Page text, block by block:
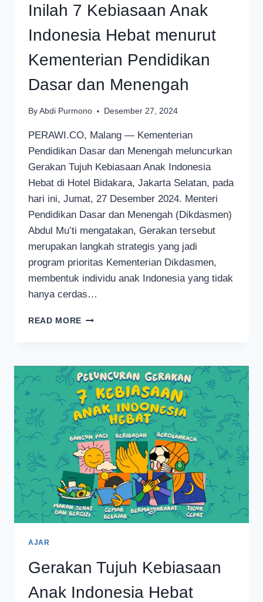
Inilah 7 Kebiasaan Anak
Indonesia Hebat menurut
Kementerian Pendidikan
Dasar dan Menengah
By Abdi Purmono Desember 27, 2024
PERAWI.CO, Malang — Kementerian
Pendidikan Dasar dan Menengah meluncurkan
Gerakan Tujuh Kebiasaan Anak Indonesia
Hebat di Hotel Bidakara, Jakarta Selatan, pada
hari ini, Jumat, 27 Desember 2024. Menteri
Pendidikan Dasar dan Menengah (Dikdasmen)
Abdul Mu’ti mengatakan, Gerakan tersebut
merupakan langkah strategis yang jadi
program prioritas Kementerian Dikdasmen,
membentuk individu anak Indonesia yang tidak
hanya cerdas…
READ MORE INILAH
INDONESIA
HEBAT
MENURUT
KEMENTERIAN
PENDIDIKAN
DASAR
DAN
MENENGAH
AJAR
Gerakan Tujuh Kebiasaan
Anak Indonesia Hebat